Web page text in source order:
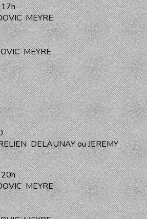
MEYRE
MEYRE
DELAUNAY ou JEREMY
MEYRE